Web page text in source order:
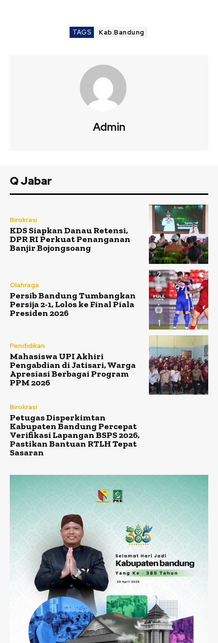
TAGS Kab.Bandung
Admin
Q Jabar
Birokrasi
KDS Siapkan Danau Retensi,
DPR RI Perkuat Penanganan
Banjir Bojongsoang
Olahraga
Persib Bandung Tumbangkan
Persija 2-1, Lolos ke Final Piala
Presiden 2026
Pendidikan
Mahasiswa UPI Akhiri
Pengabdian di Jatisari, Warga
Apresiasi Berbagai Program
PPM 2026
Birokrasi
Petugas Disperkimtan
Kabupaten Bandung Percepat
Verifikasi Lapangan BSPS 2026,
Pastikan Bantuan RTLH Tepat
Sasaran